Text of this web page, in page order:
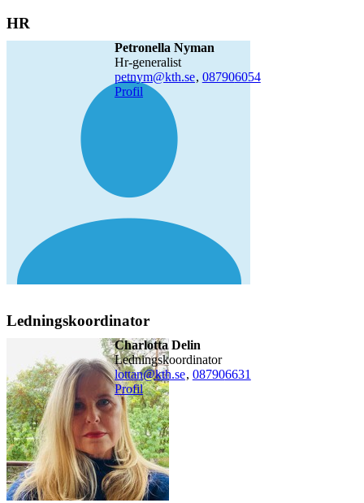
HR
Petronella Nyman
hr-generalist
petnym@kth.se, 087906054
Profil
Ledningskoordinator
Charlotta Delin
ledningskoordinator
lottan@kth.se, 087906631
Profil